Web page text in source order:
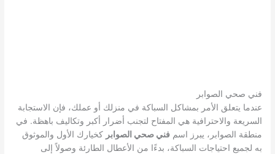
فني صحي الصوابر
عندما يتعلق الأمر بمشاكل السباكة في منزلك أو عملك، فإن الاستجابة
السريعة والاحترافية هي المفتاح لتجنب أضرار أكبر وتكاليف باهظة. في
منطقة الصوابر، يبرز اسمفني صحي الصوابر كخيارك الأول والموثوق
به لجميع احتياجات السباكة، بدءًا من الأعطال الطارئة وصولاً إلى